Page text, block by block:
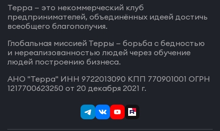
Терра — это некоммерческий клуб
предпринимателей, объединённых идеей достичь
всеобщего благополучия.
Глобальная миссией Терры — борьба с бедностью
и нереализованностью людей через обучение
людей построению бизнеса.
АНО "Терра" ИНН 9722013090 КПП 770901001 ОГРН
1217700623250 от 20 декабря 2021 г.